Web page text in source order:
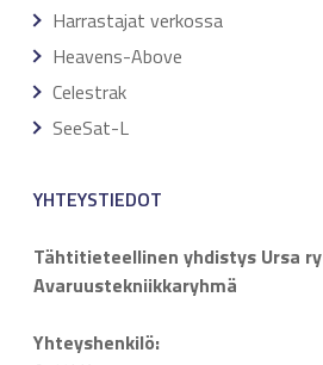
Harrastajat verkossa
Heavens-Above
Celestrak
SeeSat-L
YHTEYSTIEDOT
Tähtitieteellinen yhdistys Ursa ry
Avaruustekniikkaryhmä
Yhteyshenkilö: